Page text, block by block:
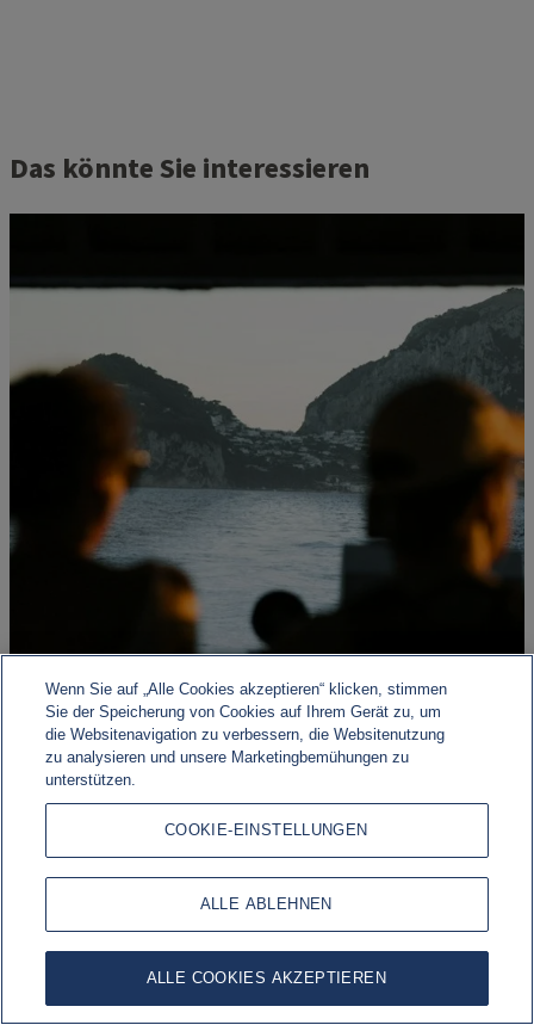
Das könnte Sie interessieren
Geopolitisches Risiko, wirtschaftliche Widerstandsfähigkeit
makroökonomischer, geopolitischer und geldpolitischer
Wenn Sie auf „Alle Cookies akzeptieren“ klicken, stimmen
Sie der Speicherung von Cookies auf Ihrem Gerät zu, um
die Websitenavigation zu verbessern, die Websitenutzung
zu analysieren und unsere Marketingbemühungen zu
unterstützen.
COOKIE-EINSTELLUNGEN
ALLE ABLEHNEN
ALLE COOKIES AKZEPTIEREN